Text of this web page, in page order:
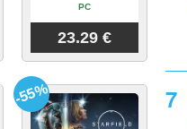
PC
23.29 €
-55%